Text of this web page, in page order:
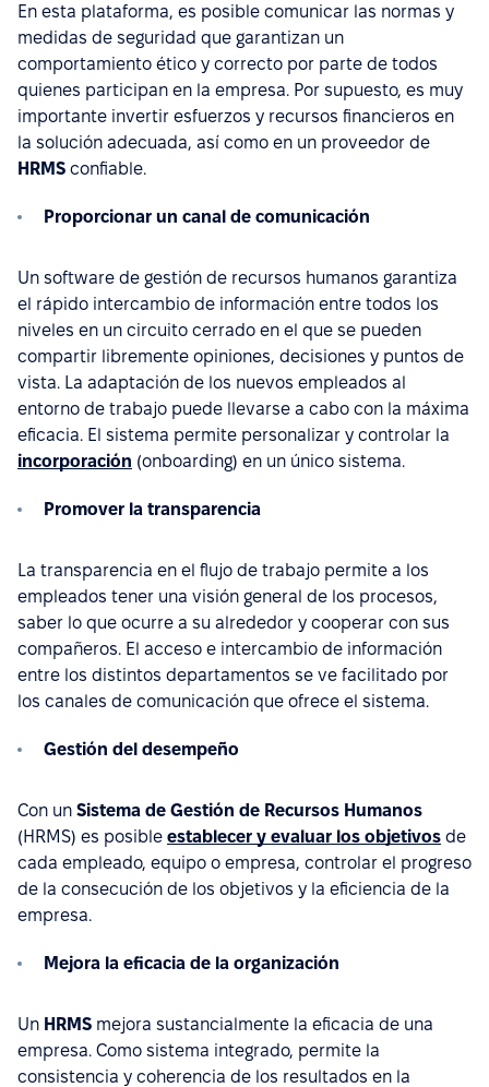
En esta plataforma, es posible comunicar las normas y
medidas de seguridad que garantizan un
comportamiento ético y correcto por parte de todos
quienes participan en la empresa. Por supuesto, es muy
importante invertir esfuerzos y recursos financieros en
la solución adecuada, así como en un proveedor de
HRMS confiable.
Proporcionar un canal de comunicación
Un software de gestión de recursos humanos garantiza
el rápido intercambio de información entre todos los
niveles en un circuito cerrado en el que se pueden
compartir libremente opiniones, decisiones y puntos de
vista. La adaptación de los nuevos empleados al
entorno de trabajo puede llevarse a cabo con la máxima
eficacia. El sistema permite personalizar y controlar la
incorporación (onboarding) en un único sistema.
Promover la transparencia
La transparencia en el flujo de trabajo permite a los
empleados tener una visión general de los procesos,
saber lo que ocurre a su alrededor y cooperar con sus
compañeros. El acceso e intercambio de información
entre los distintos departamentos se ve facilitado por
los canales de comunicación que ofrece el sistema.
Gestión del desempeño
Con un Sistema de Gestión de Recursos Humanos
(HRMS) es posible establecer y evaluar los objetivos de
cada empleado, equipo o empresa, controlar el progreso
de la consecución de los objetivos y la eficiencia de la
empresa.
Mejora la eficacia de la organización
Un HRMS mejora sustancialmente la eficacia de una
empresa. Como sistema integrado, permite la
consistencia y coherencia de los resultados en la